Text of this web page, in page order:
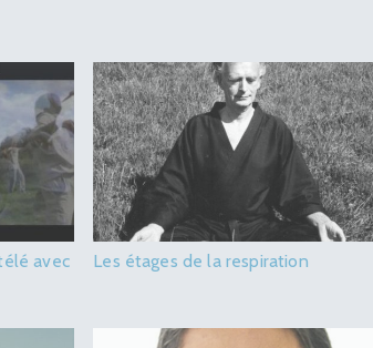
avec
Les étages de la respiration